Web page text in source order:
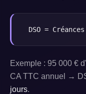
DSO =
Exemple : 95 000 €
CA TTC annuel →
jours.